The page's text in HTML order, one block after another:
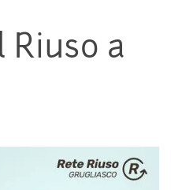
Riuso a